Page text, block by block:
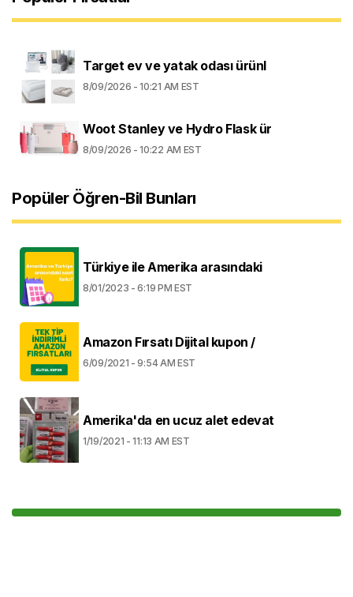
Target ev ve yatak odası ürünl
8/09/2026 - 10:21 AM EST
Woot Stanley ve Hydro Flask ür
8/09/2026 - 10:22 AM EST
Popüler Öğren-Bil Bunları
Türkiye ile Amerika arasındaki
8/01/2023 - 6:19 PM EST
Amazon Fırsatı Dijital kupon /
6/09/2021 - 9:54 AM EST
Amerika'da en ucuz alet edevat
1/19/2021 - 11:13 AM EST